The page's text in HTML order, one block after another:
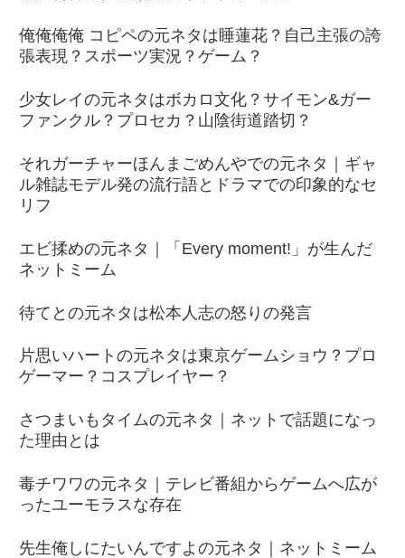
俺俺俺俺 コピペの元ネタは睡蓮花？自己主張の誇
張表現？スポーツ実況？ゲーム？
少女レイの元ネタはボカロ文化？サイモン&ガー
ファンクル？プロセカ？山陰街道踏切？
それガーチャーほんまごめんやでの元ネタ｜ギャ
ル雑誌モデル発の流行語とドラマでの印象的なセ
リフ
エビ揉めの元ネタ｜「Every moment!」が生んだ
ネットミーム
待てとの元ネタは松本人志の怒りの発言
片思いハートの元ネタは東京ゲームショウ？プロ
ゲーマー？コスプレイヤー？
さつまいもタイムの元ネタ｜ネットで話題になっ
た理由とは
毒チワワの元ネタ｜テレビ番組からゲームへ広が
ったユーモラスな存在
先生俺しにたいんですよの元ネタ｜ネットミーム